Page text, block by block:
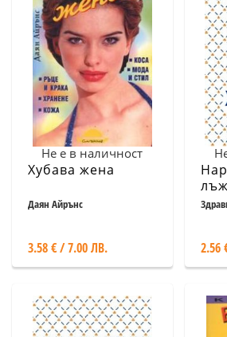
Не е в наличност
Хубава жена
Даян Айрънс
3.58 € / 7.00 ЛВ. 2.56